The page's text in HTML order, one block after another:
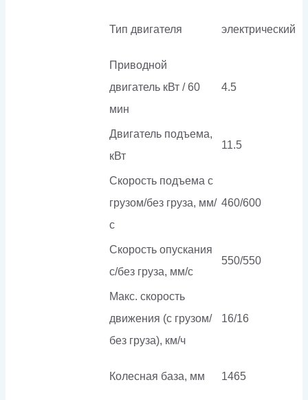
Тип двигателя электрический
Приводной
двигатель кВт / 60
мин
4.5
Двигатель подъема,
кВт
11.5
Скорость подъема с
грузом/без груза, мм/
с
460/600
Скорость опускания
c/без груза, мм/с
550/550
Макс. скорость
движения (с грузом/
без груза), км/ч
16/16
Колесная база, мм 1465